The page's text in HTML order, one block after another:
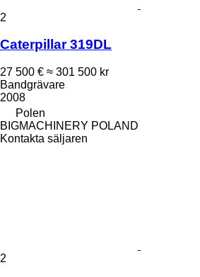
2
Caterpillar 319DL
27 500 € ≈ 301 500 kr
Bandgrävare
2008
Polen
BIGMACHINERY POLAND
Kontakta säljaren
2